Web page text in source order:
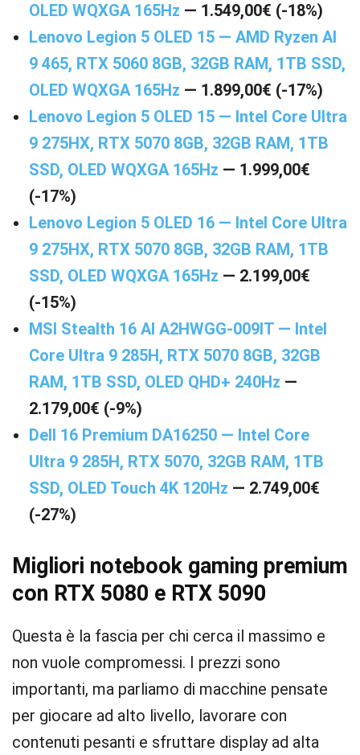
OLED WQXGA 165Hz — 1.549,00€ (-18%)
Lenovo Legion 5 OLED 15 — AMD Ryzen AI
9 465, RTX 5060 8GB, 32GB RAM, 1TB SSD,
OLED WQXGA 165Hz — 1.899,00€ (-17%)
Lenovo Legion 5 OLED 15 — Intel Core Ultra
9 275HX, RTX 5070 8GB, 32GB RAM, 1TB
SSD, OLED WQXGA 165Hz — 1.999,00€
(-17%)
Lenovo Legion 5 OLED 16 — Intel Core Ultra
9 275HX, RTX 5070 8GB, 32GB RAM, 1TB
SSD, OLED WQXGA 165Hz — 2.199,00€
(-15%)
MSI Stealth 16 AI A2HWGG-009IT — Intel
Core Ultra 9 285H, RTX 5070 8GB, 32GB
RAM, 1TB SSD, OLED QHD+ 240Hz —
2.179,00€ (-9%)
Dell 16 Premium DA16250 — Intel Core
Ultra 9 285H, RTX 5070, 32GB RAM, 1TB
SSD, OLED Touch 4K 120Hz — 2.749,00€
(-27%)
Migliori notebook gaming premium
con RTX 5080 e RTX 5090
Questa è la fascia per chi cerca il massimo e
non vuole compromessi. I prezzi sono
importanti, ma parliamo di macchine pensate
per giocare ad alto livello, lavorare con
contenuti pesanti e sfruttare display ad alta